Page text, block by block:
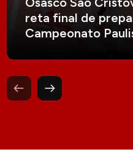
reta final de
Campeonato